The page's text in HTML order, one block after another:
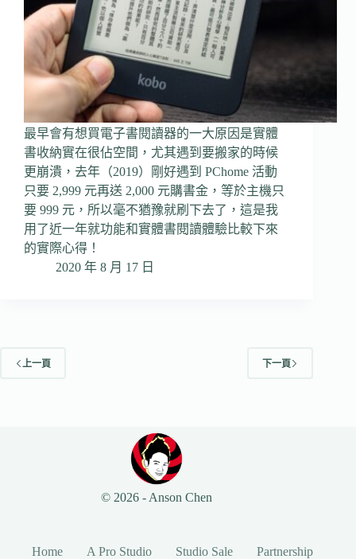
最早會有想買電子書閱讀器的一大原因是實體
書收納實在很佔空間，尤其遇到要搬家的時候
更崩潰，去年（2019）剛好遇到 PChome 活動
只要 2,999 元再送 2,000 元購書金，等於主機只
要 999 元，所以毫不猶豫就刷下去了，這是我
用了近一年就功能和實體書閱讀體驗比較下來
的實際心得！
2020 年 8 月 17 日
上一頁 下一頁
© 2026 - Anson Chen
Home A Pro Studio Studio Sale Partnership